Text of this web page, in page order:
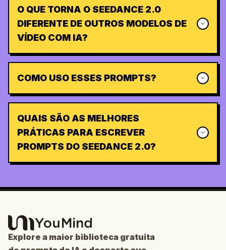
O QUE TORNA O SEEDANCE 2.0
DIFERENTE DE OUTROS MODELOS DE
VÍDEO COM IA?
COMO USO ESSES PROMPTS?
QUAIS SÃO AS MELHORES
PRÁTICAS PARA ESCREVER
PROMPTS DO SEEDANCE 2.0?
Explore a maior biblioteca gratuita